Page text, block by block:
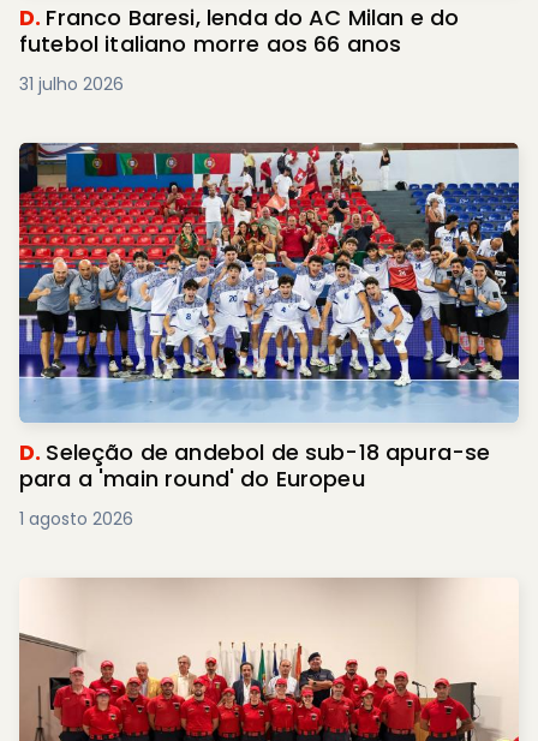
D. Franco Baresi, lenda do AC Milan e do
futebol italiano morre aos 66 anos
31 julho 2026
D. Seleção de andebol de sub-18 apura-se
para a 'main round' do Europeu
1 agosto 2026